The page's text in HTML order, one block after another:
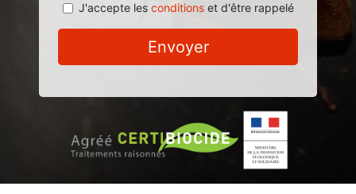
J'accepte les conditionset d'être rappelé
Envoyer